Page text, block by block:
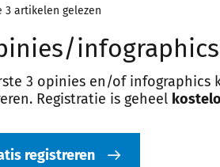
3 artikelen gelezen
3 opinies en/of infographics
Registratie is geheel
registreren